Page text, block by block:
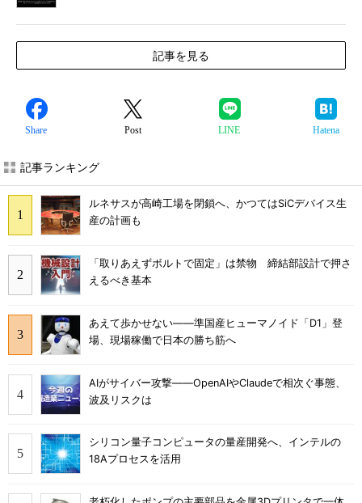
記事を見る
Share Post LINE Hatena
記事ランキング
ルネサスが高崎工場を閉鎖へ、かつてはSiCデバイス生
産の計画も
「取りあえずボルトで固定」は禁物 締結部設計で押さ
えるべき基本
あえて歩かせない――準国産ヒューマノイド「D1」登
場、現場稼働で日本の勝ち筋へ
AIがサイバー攻撃――OpenAIやClaudeで相次ぐ事態、
波及リスクは
シリコン量子コンピュータの量産開発へ、インテルの
18Aプロセスを活用